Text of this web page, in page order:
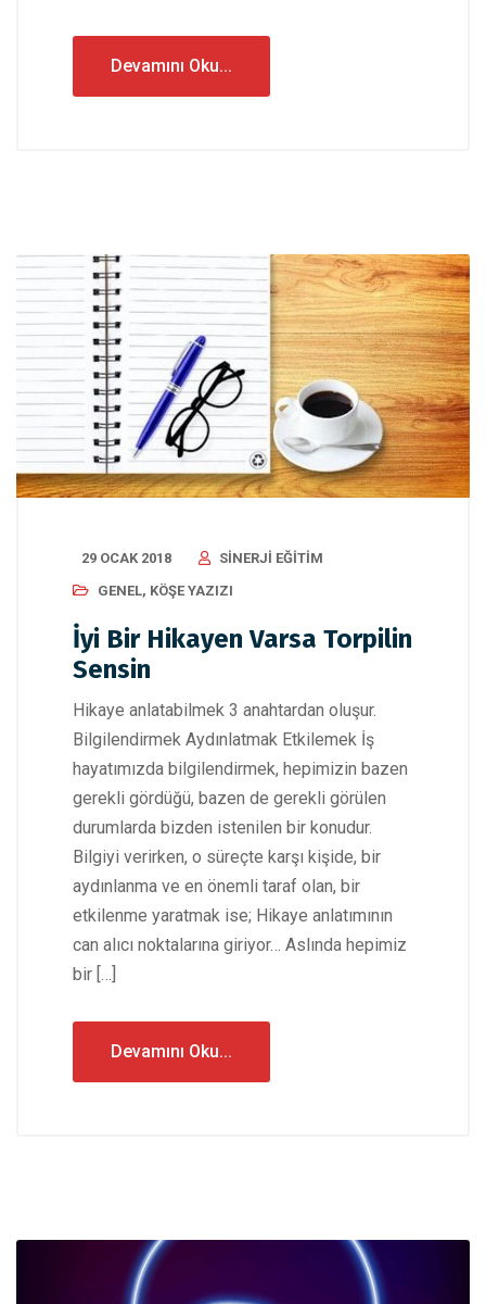
Devamını Oku...
29 OCAK 2018
SINERJI EĞITIM
GENEL, KÖŞE YAZIZI
İyi Bir Hikayen Varsa Torpilin
Sensin
Hikaye anlatabilmek 3 anahtardan oluşur.
Bilgilendirmek Aydınlatmak Etkilemek İş
hayatımızda bilgilendirmek, hepimizin bazen
gerekli gördüğü, bazen de gerekli görülen
durumlarda bizden istenilen bir konudur.
Bilgiyi verirken, o süreçte karşı kişide, bir
aydınlanma ve en önemli taraf olan, bir
etkilenme yaratmak ise; Hikaye anlatımının
can alıcı noktalarına giriyor… Aslında hepimiz
bir […]
Devamını Oku...